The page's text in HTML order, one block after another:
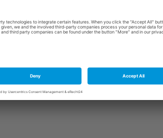
an: "PBS and your local station have curated
like you"https://www.pbslearningmedia.org/